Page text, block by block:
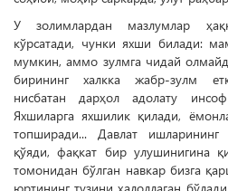
У золимлардан мазлумлар
кўрсатади, чунки яхши билади:
мумкин, аммо зулмга чидай
бирининг халкка жабр-зулм
нисбатан дарҳол адолату
Яхшиларга яхшилик қилади,
топширади... Давлат
қўяди, фақкат бир улушинигина
томонидан бўлган навкар бизга